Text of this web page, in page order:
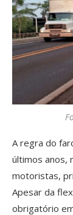
A regra do
últimos anos,
motoristas,
Apesar da
obrigatório